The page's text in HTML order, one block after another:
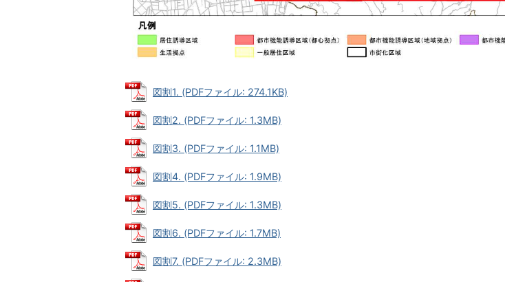
図割1. (PDFファイル: 274.1KB)
図割2. (PDFファイル: 1.3MB)
図割3. (PDFファイル: 1.1MB)
図割4. (PDFファイル: 1.9MB)
図割5. (PDFファイル: 1.3MB)
図割6. (PDFファイル: 1.7MB)
図割7. (PDFファイル: 2.3MB)